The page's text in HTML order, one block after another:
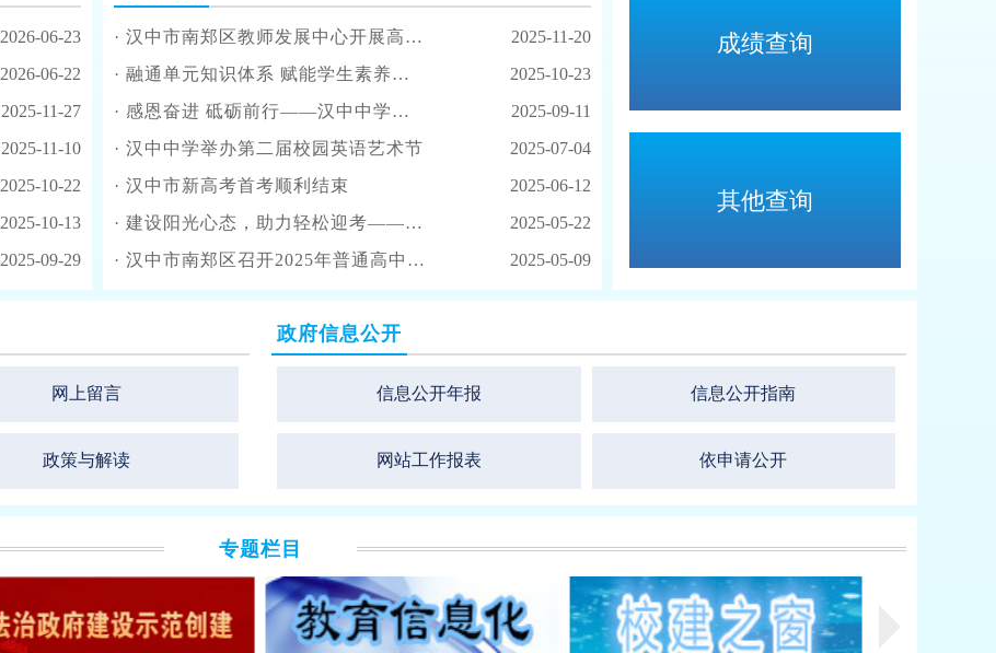
2026-06-23
2026-06-22
2025-11-27
2025-11-10
2025-10-22
2025-10-13
2025-09-29
· 汉中市南郑区教师发展中心开展高中新课程送教活动，赋能课堂提质增效
2025-11-20
· 融通单元知识体系 赋能学生素养提升——陕飞教育集团暨市直高中数学学科基地天汉好课堂“三个一”教研活动在汉中中学开展
2025-10-23
· 感恩奋进 砥砺前行——汉中中学召开第41个教师节庆祝大会
2025-09-11
· 汉中中学举办第二届校园英语艺术节
2025-07-04
· 汉中市新高考首考顺利结束
2025-06-12
· 建设阳光心态，助力轻松迎考——汉中市汉台第二中学高三减压活动
2025-05-22
· 汉中市南郑区召开2025年普通高中学业水平合格性考试部门联席会议 2025-05-09
成绩查询
其他查询
网上留言
政策与解读
政府信息公开
信息公开年报 信息公开指南
网站工作报表 依申请公开
专题栏目